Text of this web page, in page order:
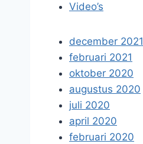
Video’s
december 2021
februari 2021
oktober 2020
augustus 2020
juli 2020
april 2020
februari 2020